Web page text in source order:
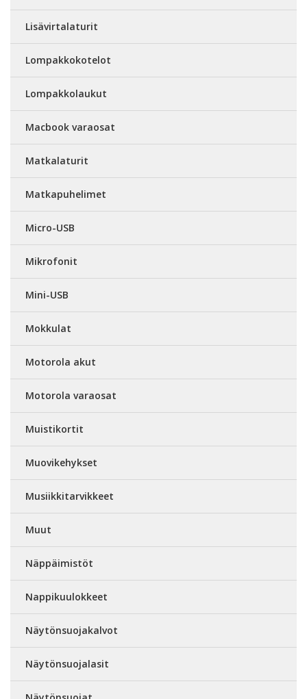
Lisävirtalaturit
Lompakkokotelot
Lompakkolaukut
Macbook varaosat
Matkalaturit
Matkapuhelimet
Micro-USB
Mikrofonit
Mini-USB
Mokkulat
Motorola akut
Motorola varaosat
Muistikortit
Muovikehykset
Musiikkitarvikkeet
Muut
Näppäimistöt
Nappikuulokkeet
Näytönsuojakalvot
Näytönsuojalasit